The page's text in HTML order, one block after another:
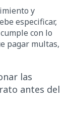
y
especificar,
con lo
pagar multas,
las
antes del